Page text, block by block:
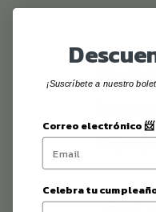
¡Suscríbete a nuestro
Correo electrónico 📨
Celebra tu